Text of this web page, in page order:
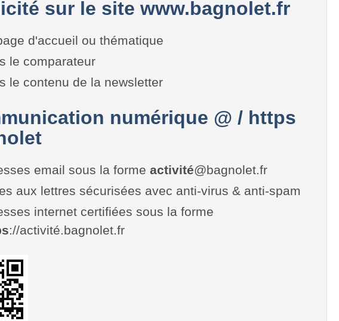
sur le site www.bagnolet.fr
d'accueil ou thématique
le comparateur
le contenu de la newsletter
numérique @ / https
email sous la forme activité@bagnolet.fr
aux lettres sécurisées avec anti-virus & anti-spam
internet certifiées sous la forme
://activité.bagnolet.fr